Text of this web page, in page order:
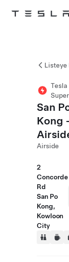
Tesla
Listeye
Tesla
San
Kong
Airside
2
Concorde
Rd
San Po
Kong,
Kowloon
City